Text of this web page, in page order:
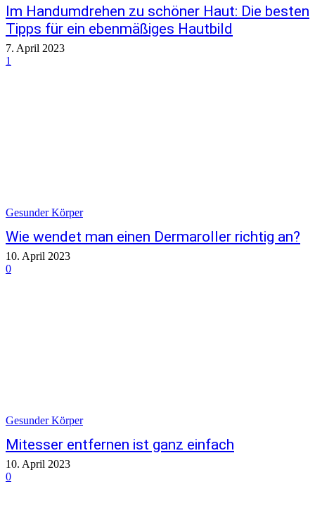
Im Handumdrehen zu schöner Haut: Die besten
Tipps für ein ebenmäßiges Hautbild
7. April 2023
1
Gesunder Körper
Wie wendet man einen Dermaroller richtig an?
10. April 2023
0
Gesunder Körper
Mitesser entfernen ist ganz einfach
10. April 2023
0